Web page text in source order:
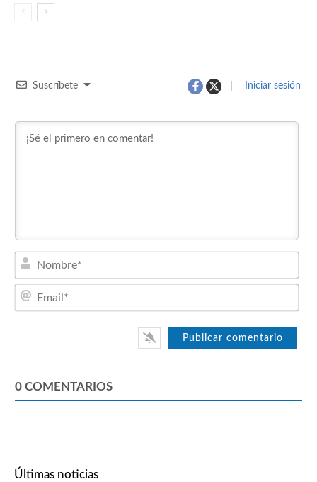
Suscríbete Iniciar sesión
0 COMENTARIOS
Últimas noticias